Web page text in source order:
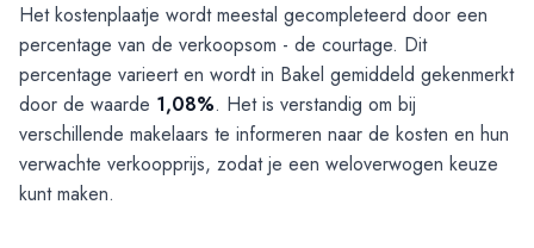
Het kostenplaatje wordt meestal gecompleteerd door een
percentage van de verkoopsom - de courtage. Dit
percentage varieert en wordt in Bakel gemiddeld gekenmerkt
door de waarde 1,08%. Het is verstandig om bij
verschillende makelaars te informeren naar de kosten en hun
verwachte verkoopprijs, zodat je een weloverwogen keuze
kunt maken.